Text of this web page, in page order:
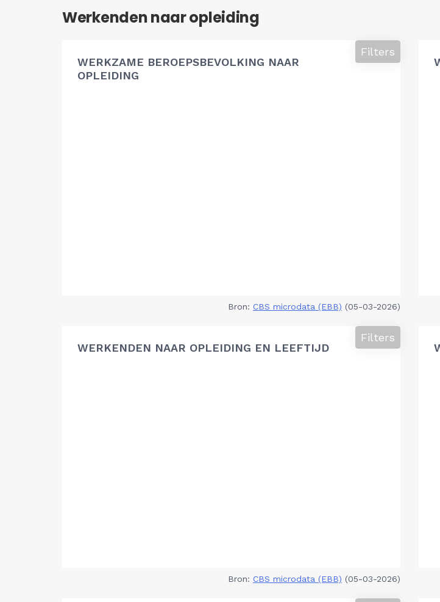
Werkenden naar opleiding
WERKZAME BEROEPSBEVOLKING NAAR
OPLEIDING
Filters
Bron: CBS microdata (EBB) (05-03-2026)
WERKENDEN NAAR OPLEIDING EN LEEFTIJD
Filters
Bron: CBS microdata (EBB) (05-03-2026)